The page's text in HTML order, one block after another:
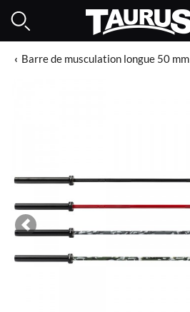
Barre de musculation longue 50 mm
Previous